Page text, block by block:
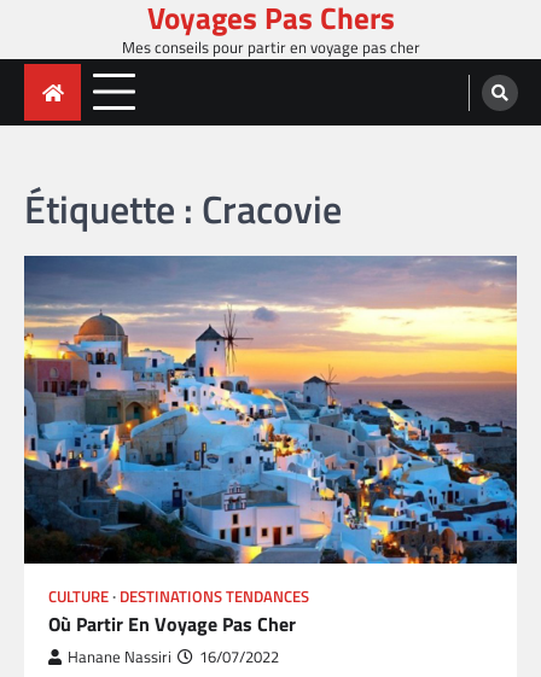
content
Voyages Pas Chers
Mes conseils pour partir en voyage pas cher
Étiquette : Cracovie
CULTURE DESTINATIONS TENDANCES
Où Partir En Voyage Pas Cher
Hanane Nassiri 16/07/2022